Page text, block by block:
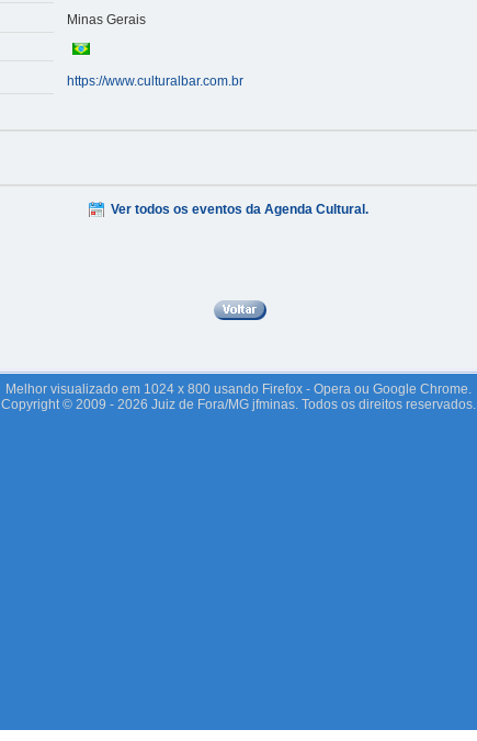
Minas Gerais
https://www.culturalbar.com.br
Ver todos os eventos da Agenda Cultural.
Melhor visualizado em 1024 x 800 usando Firefox - Opera ou Google Chrome.
Copyright © 2009 - 2026 Juiz de Fora/MG jfminas. Todos os direitos reservados.